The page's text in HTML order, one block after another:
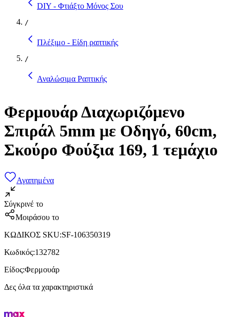
DIY - Φτιάξτο Μόνος Σου
/
Πλέξιμο - Είδη ραπτικής
/
Αναλώσιμα Ραπτικής
Φερμουάρ Διαχωριζόμενο
Σπιράλ 5mm με Οδηγό, 60cm,
Σκούρο Φούξια 169, 1 τεμάχιο
Αγαπημένα
Σύγκρινέ το
Μοιράσου το
ΚΩΔΙΚΟΣ SKU:SF-106350319
Κωδικός:132782
Είδος:Φερμουάρ
Δες όλα τα χαρακτηριστικά